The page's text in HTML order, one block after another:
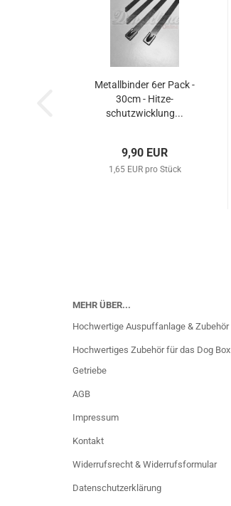
Me­tall­bin­der 6er Pack -
30cm - Hit­ze­
schutzwick­lung...
9,90 EUR
1,65 EUR pro Stück
MEHR ÜBER...
Hochwertige Auspuffanlage & Zubehör
Hochwertiges Zubehör für das Dog Box
Getriebe
AGB
Impressum
Kontakt
Widerrufsrecht & Widerrufsformular
Datenschutzerklärung